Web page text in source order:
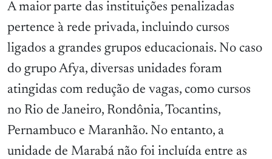
A maior parte das instituições penalizadas
pertence à rede privada, incluindo cursos
ligados a grandes grupos educacionais. No caso
do grupo Afya, diversas unidades foram
atingidas com redução de vagas, como cursos
no Rio de Janeiro, Rondônia, Tocantins,
Pernambuco e Maranhão. No entanto, a
unidade de Marabá não foi incluída entre as